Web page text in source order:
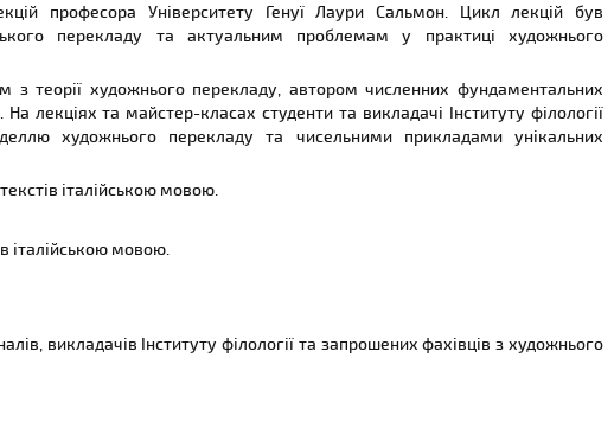
професора Університету Генуї Лаури Сальмон. Цикл лекцій був
перекладу та актуальним проблемам у практиці художнього
теорії художнього перекладу, автором численних фундаментальних
лекціях та майстер-класах студенти та викладачі Інституту філології
художнього перекладу та чисельними прикладами унікальних
італійською мовою.
італійською мовою.
викладачів Інституту філології та запрошених фахівців з художнього